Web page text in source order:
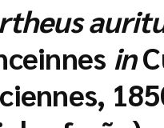
in